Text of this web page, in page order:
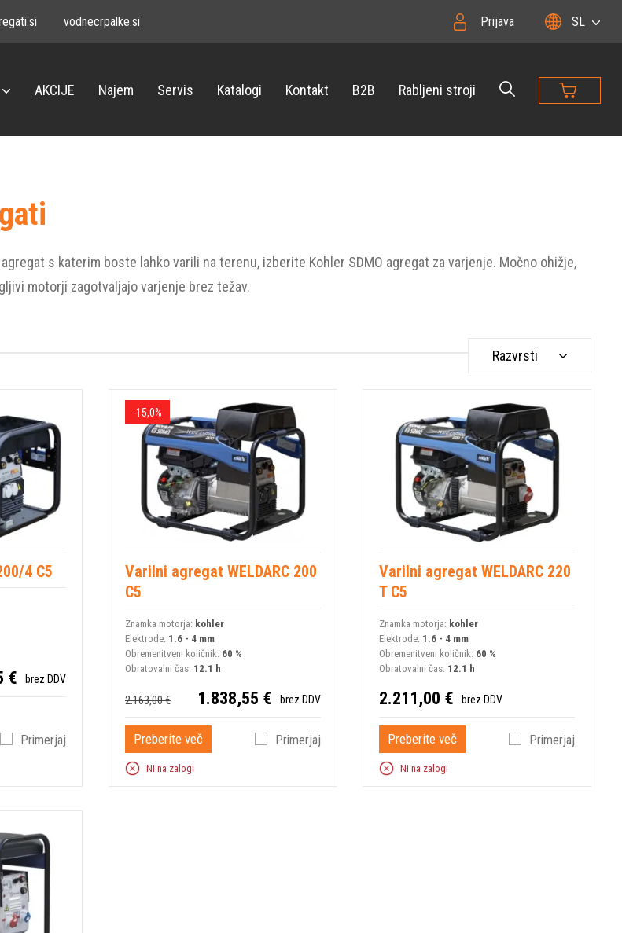
vodnecrpalke.si Prijava SL
AKCIJE Najem Servis Katalogi Kontakt B2B Rabljeni stroji
s katerim boste lahko varili na terenu, izberite Kohler SDMO agregat za varjenje. Močno ohižje,
motorji zagotvaljajo varjenje brez težav.
Razvrsti
4 C5
€ brez DDV
Primerjaj
-15,0%
Varilni agregat WELDARC 200
C5
Znamka motorja: kohler
Elektrode: 1.6 - 4 mm
Obremenitveni količnik: 60 %
Obratovalni čas: 12.1 h
2.163,00 € 1.838,55 € brez DDV
Preberite več Primerjaj
Ni na zalogi
Varilni agregat WELDARC 220
T C5
Znamka motorja: kohler
Elektrode: 1.6 - 4 mm
Obremenitveni količnik: 60 %
Obratovalni čas: 12.1 h
2.211,00 € brez DDV
Preberite več Primerjaj
Ni na zalogi